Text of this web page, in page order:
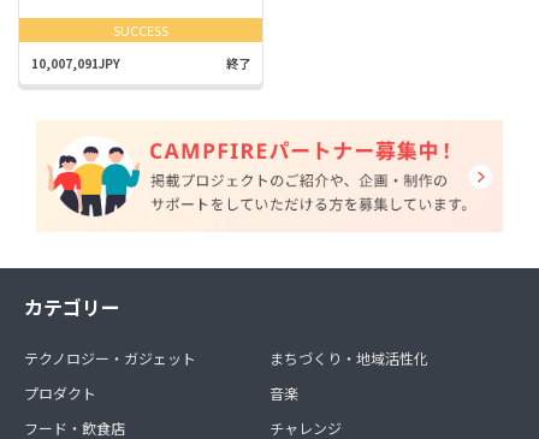
SUCCESS
10,007,091JPY 終了
カテゴリー
テクノロジー・ガジェット
プロダクト
フード・飲食店
まちづくり・地域活性化
音楽
チャレンジ